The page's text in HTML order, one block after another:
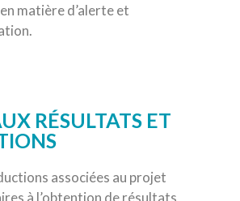
matière d’alerte et
RÉSULTATS ET
associées au projet
à l’obtention de résultats